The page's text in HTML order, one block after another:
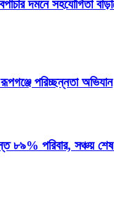
দমনে সহযোগিতা
রূপগঞ্জে পরিচ্ছন্নতা অভিযান
৮৯% পরিবার, সঞ্চয়